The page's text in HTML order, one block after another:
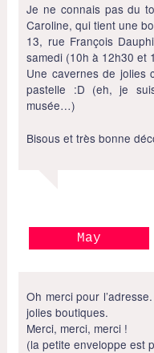
Je ne connais pas du
Caroline, qui tient une
13, rue François
samedi (10h à 12h30 et
Une cavernes de jolies
pastelle :D (eh, je
musée…)
Bisous et très bonne
May
Oh merci pour
jolies boutiques.
Merci, merci, merci !
(la petite enveloppe est